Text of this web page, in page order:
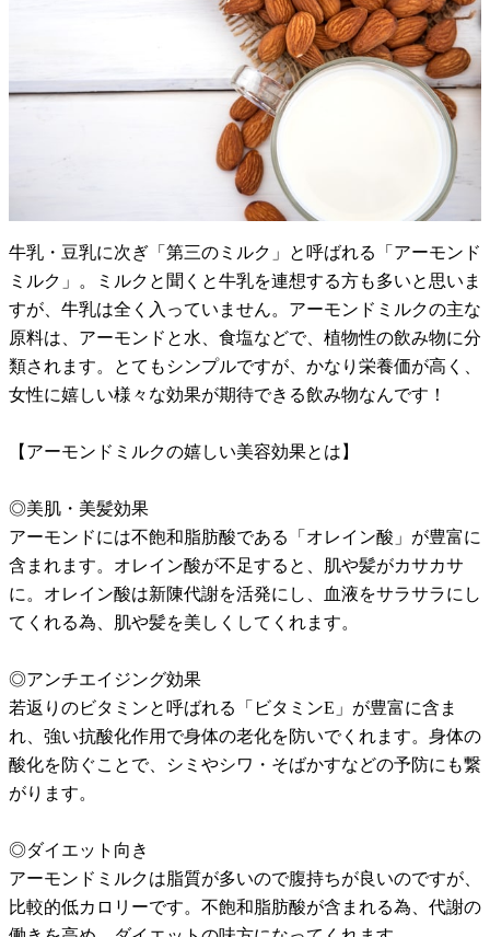
牛乳・豆乳に次ぎ「第三のミルク」と呼ばれる「アーモンド
ミルク」。ミルクと聞くと牛乳を連想する方も多いと思いま
すが、牛乳は全く入っていません。アーモンドミルクの主な
原料は、アーモンドと水、食塩などで、植物性の飲み物に分
類されます。とてもシンプルですが、かなり栄養価が高く、
女性に嬉しい様々な効果が期待できる飲み物なんです！
【アーモンドミルクの嬉しい美容効果とは】
◎美肌・美髪効果
アーモンドには不飽和脂肪酸である「オレイン酸」が豊富に
含まれます。オレイン酸が不足すると、肌や髪がカサカサ
に。オレイン酸は新陳代謝を活発にし、血液をサラサラにし
てくれる為、肌や髪を美しくしてくれます。
◎アンチエイジング効果
若返りのビタミンと呼ばれる「ビタミンE」が豊富に含ま
れ、強い抗酸化作用で身体の老化を防いでくれます。身体の
酸化を防ぐことで、シミやシワ・そばかすなどの予防にも繋
がります。
◎ダイエット向き
アーモンドミルクは脂質が多いので腹持ちが良いのですが、
比較的低カロリーです。不飽和脂肪酸が含まれる為、代謝の